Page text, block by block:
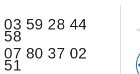
03 59 28 44
58
07 80 37 02
51